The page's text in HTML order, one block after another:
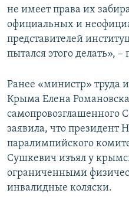
не имеет права их
официальных и
представителей
пытался этого делать»,
Ранее «министр» труда
Крыма Елена
самопровозглашенного
заявила, что президент
паралимпийского
Сушкевич изъял у
ограниченными
инвалидные коляски.